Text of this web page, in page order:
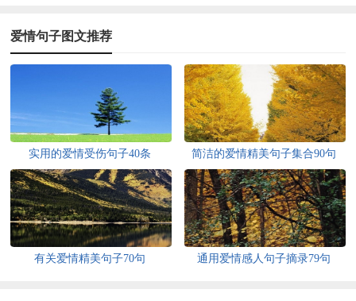
爱情句子图文推荐
实用的爱情受伤句子40条 简洁的爱情精美句子集合90句
有关爱情精美句子70句 通用爱情感人句子摘录79句